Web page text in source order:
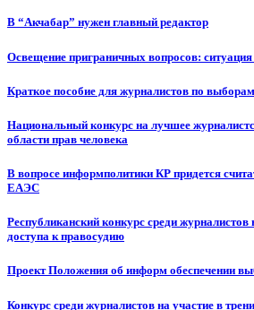
В “Акчабар” нужен главный редактор
Освещение приграничных вопросов:
Краткое пособие для журналистов по выборам
Национальный конкурс на лучшее
области прав человека
В вопросе информполитики КР придется
ЕАЭС
Республиканский конкурс среди
доступа к правосудию
Проект Положения об информ обеспечении
Конкурс среди журналистов на участие в